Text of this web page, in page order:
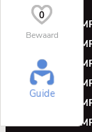
0
Bewaard
Guide